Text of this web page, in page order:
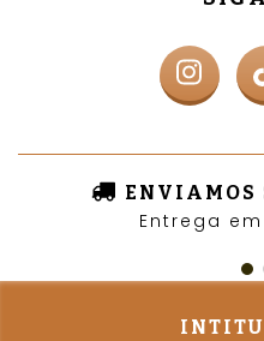
ENVIAMOS
Entrega